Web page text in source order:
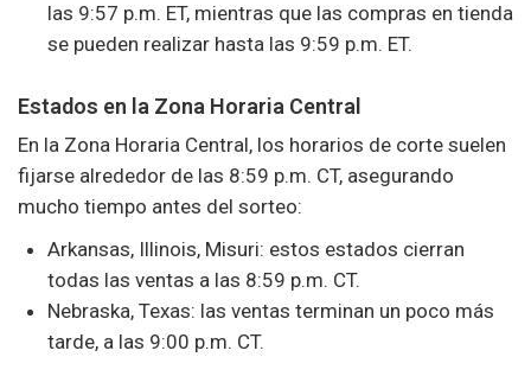
las 9:57 p.m. ET, mientras que las compras en tienda
se pueden realizar hasta las 9:59 p.m. ET.
Estados en la Zona Horaria Central
En la Zona Horaria Central, los horarios de corte suelen
fijarse alrededor de las 8:59 p.m. CT, asegurando
mucho tiempo antes del sorteo:
Arkansas, Illinois, Misuri: estos estados cierran
todas las ventas a las 8:59 p.m. CT.
Nebraska, Texas: las ventas terminan un poco más
tarde, a las 9:00 p.m. CT.